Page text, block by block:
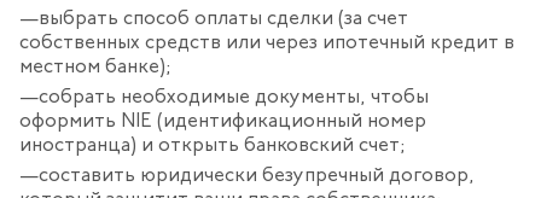
выбрать способ оплаты сделки (за счет
собственных средств или через ипотечный кредит в
местном банке);
собрать необходимые документы, чтобы
оформить NIE (идентификационный номер
иностранца) и открыть банковский счет;
составить юридически безупречный договор,